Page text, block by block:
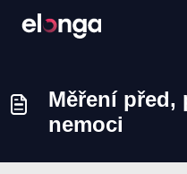
Měření před,
nemoci